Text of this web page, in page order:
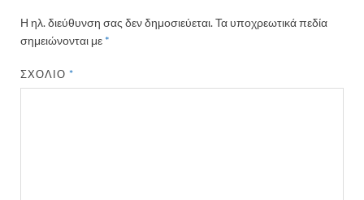
Η ηλ. διεύθυνση σας δεν δημοσιεύεται.Τα υποχρεωτικά πεδία
σημειώνονται με *
ΣΧΌΛΙΟ*